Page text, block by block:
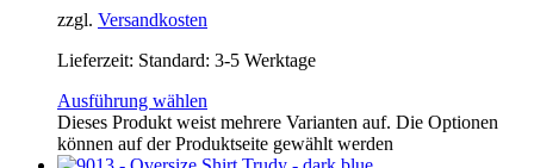
zzgl. Versandkosten
Lieferzeit: Standard: 3-5 Werktage
Ausführung wählen
Dieses Produkt weist mehrere Varianten auf. Die Optionen
können auf der Produktseite gewählt werden